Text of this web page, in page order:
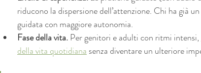
riducono la dispersione dell’attenzione. Chi ha già
guidata con maggiore autonomia.
Fase della vita. Per genitori e adulti con ritmi intensi,
della vita quotidiana senza diventare un ulteriore